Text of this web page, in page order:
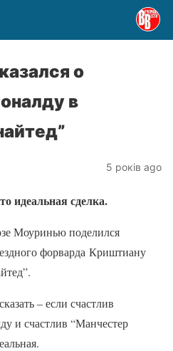
о
в
5 років ago
идеальная сделка.
Моуринью поделился
форварда Криштиану
– если счастлив
и счастлив “Манчестер